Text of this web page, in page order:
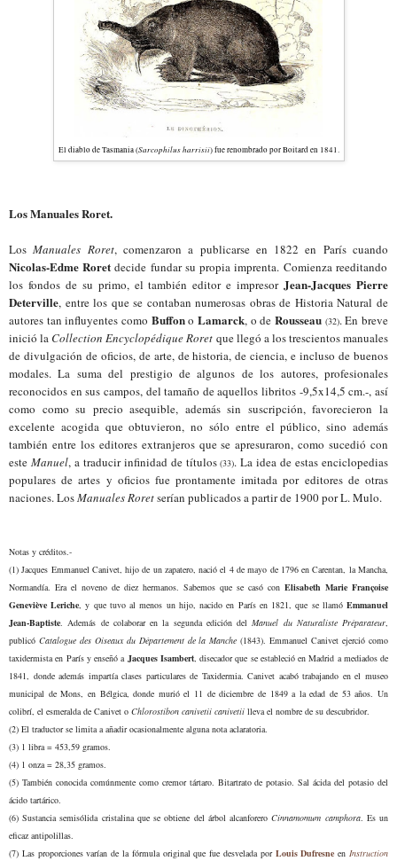
El diablo de Tasmania(Sarcophilus harrisii) fuerenombradopor Boitard en 1841.
Los Manuales Roret.
LosManuales Roret, comenzaron a publicarse en 1822 en París cuando
Nicolas-Edme Roret decide fundar su propia imprenta. Comienza reeditando
los fondos de su primo, el también editor e impresorJean-Jacques Pierre
Deterville, entre los que se contaban numerosas obras de Historia Natural de
autores tan influyentes como BuffonoLamarck, o deRousseau (32). En breve
inició laCollection Encyclopédique Roret que llegó a los trescientos manuales
de divulgación de oficios, de arte, de historia, de ciencia, e incluso de buenos
modales. La suma del prestigio de algunos de los autores, profesionales
reconocidos en sus campos, del tamaño de aquellos libritos -9,5x14,5 cm.-, así
como como su precio asequible, además sin suscripción, favorecieron la
excelente acogida que obtuvieron, no sólo entre el público, sino además
también entre los editores extranjeros que se apresuraron, como sucedió con
este Manuel, a traducir infinidad de títulos(33). La idea de estas enciclopedias
populares de artes y oficios fue prontamente imitada por editores de otras
naciones. LosManuales Roretserían publicados a partir de 1900 por L. Mulo.
Notas y créditos.-
(1) Jacques Emmanuel Canivet, hijo de un zapatero, nació el 4 de mayo de 1796 en Carentan, la Mancha,
Normandía. Era el noveno de diez hermanos. Sabemos que se casó con Elisabeth Marie Françoise
Geneviève Leriche, y que tuvo al menos un hijo, nacido en París en 1821, que se llamóEmmanuel
Jean-Baptiste. Además de colaborar en la segunda edición delManuel du Naturaliste Préparateur,
publicó Catalogue des Oiseaux du Département de la Manche (1843). Emmanuel Canivet ejerció como
taxidermista en París y enseñó a Jacques Isambert, disecador que se estableció en Madrid a mediados de
1841, donde además impartía clases particulares de Taxidermia. Canivet acabó trabajando en el museo
municipal de Mons, en Bélgica, donde murió el 11 de diciembre de 1849 a la edad de 53 años. Un
colibrí, el esmeralda de Canivet o Chlorostibon canivetii canivetii lleva el nombre de su descubridor.
(2) El traductor se limita a añadir ocasionalmente alguna nota aclaratoria.
(3) 1 libra = 453,59 gramos.
(4) 1 onza = 28,35 gramos.
(5) También conocida comúnmente como cremor tártaro. Bitartrato de potasio. Sal ácida del potasio del
ácido tartárico.
(6) Sustancia semisólida cristalina que se obtiene del árbol alcanforeroCinnamomum camphora. Es un
eficaz antipolillas.
(7) Las proporciones varían de la fórmula original quefue desvelada por Louis Dufresne enInstruction